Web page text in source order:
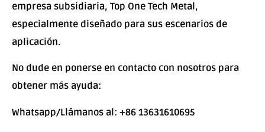
empresa subsidiaria, Top One Tech Metal,
especialmente diseñado para sus escenarios de
aplicación.
No dude en ponerse en contacto con nosotros para
obtener más ayuda:
Whatsapp/Llámanos al: +86 13631610695